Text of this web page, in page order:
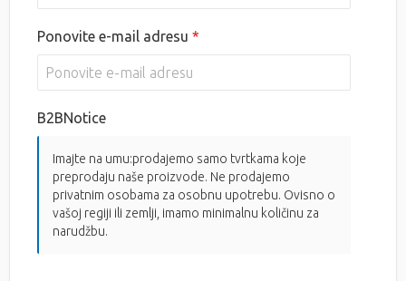
Ponovite e-mail adresu
B2BNotice
Imajte na umu:prodajemo samo tvrtkama koje
preprodaju naše proizvode. Ne prodajemo
privatnim osobama za osobnu upotrebu. Ovisno o
vašoj regiji ili zemlji, imamo minimalnu količinu za
narudžbu.